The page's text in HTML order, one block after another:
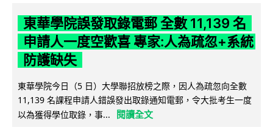
東華學院誤發取錄電郵 全數 11,139 名
申請人一度空歡喜 專家:人為疏忽+系統
防護缺失
東華學院今日（5 日）大學聯招放榜之際，因人為疏忽向全數
11,139 名課程申請人錯誤發出取錄通知電郵，令大批考生一度
以為獲得學位取錄，事...
閱讀全文